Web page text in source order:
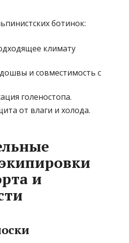
ботинок:
климату
и совместимость с
голеностопа.
от влаги и холода.
и